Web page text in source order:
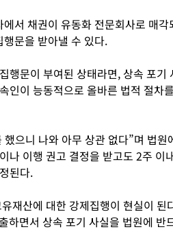
서 채권이 유동화 전문회사로 매각
문을 받아낼 수 있다.
행문이 부여된 상태라면, 상속 포기
인이 능동적으로 올바른 법적 절차
으니 나와 아무 상관 없다”며 법원
나 이행 권고 결정을 받고도 2주 이
된다.
재산에 대한 강제집행이 현실이 된
하면서 상속 포기 사실을 법원에 반